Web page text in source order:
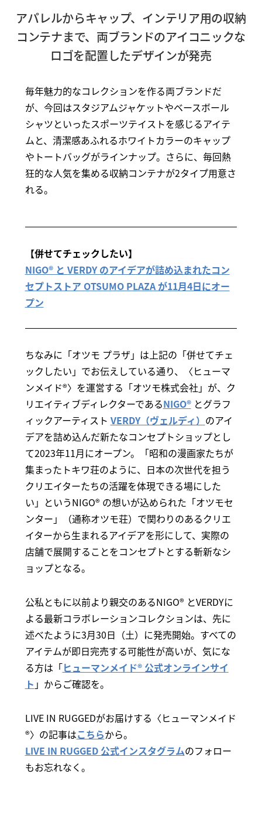
アパレルからキャップ、インテリア用の収納
コンテナまで、両ブランドのアイコニックな
ロゴを配置したデザインが発売
毎年魅力的なコレクションを作る両ブランドだ
が、今回はスタジアムジャケットやベースボール
シャツといったスポーツテイストを感じるアイテ
ムと、清潔感あふれるホワイトカラーのキャップ
やトートバッグがラインナップ。さらに、毎回熱
狂的な人気を集める収納コンテナが2タイプ用意さ
れる。
【併せてチェックしたい】
NIGO® と VERDY のアイデアが詰め込まれたコン
セプトストア OTSUMO PLAZA が11月4日にオー
プン
ちなみに「オツモ プラザ」は上記の「併せてチェ
ックしたい」でお伝えしている通り、〈ヒューマ
ンメイド®〉を運営する「オツモ株式会社」が、ク
リエイティブディレクターであるNIGO®とグラフ
ィックアーティスト VERDY（ヴェルディ） のアイ
デアを詰め込んだ新たなコンセプトショップとし
て2023年11月にオープン。「昭和の漫画家たちが
集まったトキワ荘のように、日本の次世代を担う
クリエイターたちの活躍を体現できる場にした
い」というNIGO® の想いが込められた「オツモセ
ンター」（通称オツモ荘）で関わりのあるクリエ
イターから生まれるアイデアを形にして、実際の
店舗で展開することをコンセプトとする斬新なシ
ョップとなる。
公私ともに以前より親交のあるNIGO® とVERDYに
よる最新コラボレーションコレクションは、先に
述べたように3月30日（土）に発売開始。すべての
アイテムが即日完売する可能性が高いが、気にな
る方は「ヒューマンメイド® 公式オンラインサイ
ト 」からご確認を。
LIVE IN RUGGEDがお届けする〈ヒューマンメイド
®〉の記事はこちらから。
LIVE IN RUGGED 公式インスタグラムのフォロー
もお忘れなく。